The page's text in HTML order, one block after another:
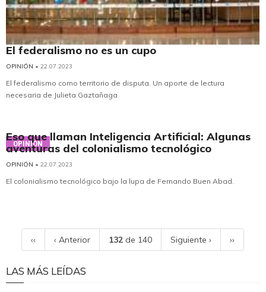
El federalismo no es un cupo
OPINIÓN • 22.07.2023
El federalismo como territorio de disputa. Un aporte de lectura
necesaria de Julieta Gaztañaga
OPINIÓN
Eso que llaman Inteligencia Artificial: Algunas
aventuras del colonialismo tecnológico
OPINIÓN • 22.07.2023
El colonialismo tecnológico bajo la lupa de Fernando Buen Abad.
‹‹ ‹ Anterior 132 de 140 Siguiente › ››
LAS MÁS LEÍDAS